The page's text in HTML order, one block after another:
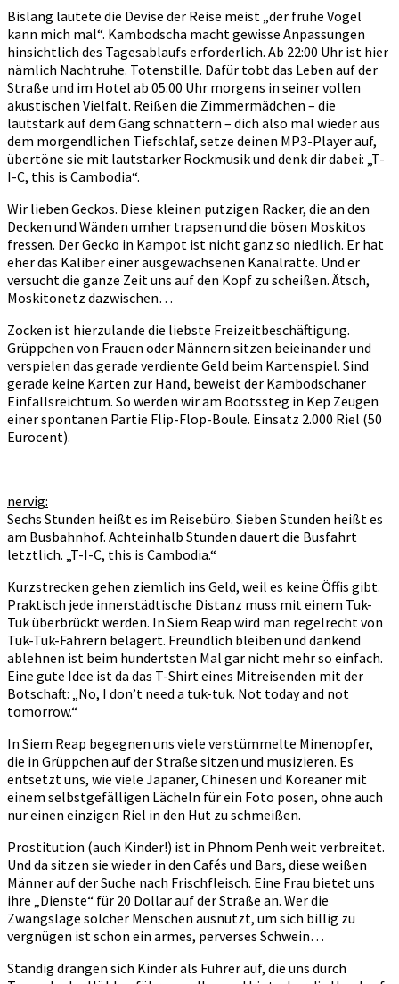
Bislang lautete die Devise der Reise meist „der frühe Vogel
kann mich mal“. Kambodscha macht gewisse Anpassungen
hinsichtlich des Tagesablaufs erforderlich. Ab 22:00 Uhr ist hier
nämlich Nachtruhe. Totenstille. Dafür tobt das Leben auf der
Straße und im Hotel ab 05:00 Uhr morgens in seiner vollen
akustischen Vielfalt. Reißen die Zimmermädchen – die
lautstark auf dem Gang schnattern – dich also mal wieder aus
dem morgendlichen Tiefschlaf, setze deinen MP3-Player auf,
übertöne sie mit lautstarker Rockmusik und denk dir dabei: „T-
I-C, this is Cambodia“.
Wir lieben Geckos. Diese kleinen putzigen Racker, die an den
Decken und Wänden umher trapsen und die bösen Moskitos
fressen. Der Gecko in Kampot ist nicht ganz so niedlich. Er hat
eher das Kaliber einer ausgewachsenen Kanalratte. Und er
versucht die ganze Zeit uns auf den Kopf zu scheißen. Ätsch,
Moskitonetz dazwischen…
Zocken ist hierzulande die liebste Freizeitbeschäftigung.
Grüppchen von Frauen oder Männern sitzen beieinander und
verspielen das gerade verdiente Geld beim Kartenspiel. Sind
gerade keine Karten zur Hand, beweist der Kambodschaner
Einfallsreichtum. So werden wir am Bootssteg in Kep Zeugen
einer spontanen Partie Flip-Flop-Boule. Einsatz 2.000 Riel (50
Eurocent).
nervig:
Sechs Stunden heißt es im Reisebüro. Sieben Stunden heißt es
am Busbahnhof. Achteinhalb Stunden dauert die Busfahrt
letztlich. „T-I-C, this is Cambodia.“
Kurzstrecken gehen ziemlich ins Geld, weil es keine Öffis gibt.
Praktisch jede innerstädtische Distanz muss mit einem Tuk-
Tuk überbrückt werden. In Siem Reap wird man regelrecht von
Tuk-Tuk-Fahrern belagert. Freundlich bleiben und dankend
ablehnen ist beim hundertsten Mal gar nicht mehr so einfach.
Eine gute Idee ist da das T-Shirt eines Mitreisenden mit der
Botschaft: „No, I don’t need a tuk-tuk. Not today and not
tomorrow.“
In Siem Reap begegnen uns viele verstümmelte Minenopfer,
die in Grüppchen auf der Straße sitzen und musizieren. Es
entsetzt uns, wie viele Japaner, Chinesen und Koreaner mit
einem selbstgefälligen Lächeln für ein Foto posen, ohne auch
nur einen einzigen Riel in den Hut zu schmeißen.
Prostitution (auch Kinder!) ist in Phnom Penh weit verbreitet.
Und da sitzen sie wieder in den Cafés und Bars, diese weißen
Männer auf der Suche nach Frischfleisch. Eine Frau bietet uns
ihre „Dienste“ für 20 Dollar auf der Straße an. Wer die
Zwangslage solcher Menschen ausnutzt, um sich billig zu
vergnügen ist schon ein armes, perverses Schwein…
Ständig drängen sich Kinder als Führer auf, die uns durch